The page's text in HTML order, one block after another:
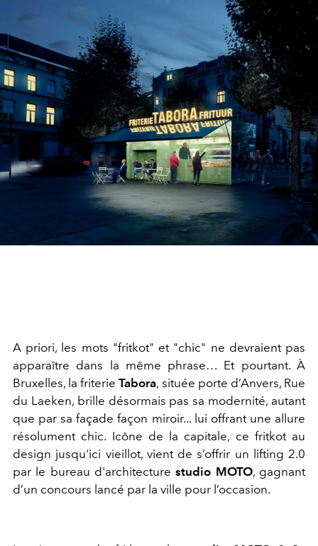
A priori, les mots "fritkot" et "chic" ne devraient pas
apparaître dans la même phrase… Et pourtant. À
Bruxelles, la friterieTabora, située porte d’Anvers, Rue
du Laeken, brille désormais pas sa modernité, autant
que par sa façade façon miroir... lui offrant une allure
résolument chic. Icône de la capitale, ce fritkot au
design jusqu'ici vieillot, vient de s’offrir un lifting 2.0
par le bureau d'architecturestudio MOTO, gagnant
d’un concours lancé par la ville pour l’occasion.